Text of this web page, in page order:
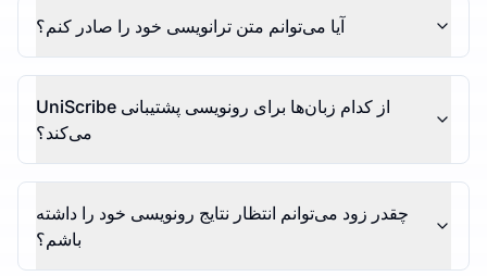
آیا می‌توانم متن ترانویسی خود را صادر کنم؟
UniScribe از کدام زبان‌ها برای رونویسی پشتیبانی
می‌کند؟
چقدر زود می‌توانم انتظار نتایج رونویسی خود را داشته
باشم؟